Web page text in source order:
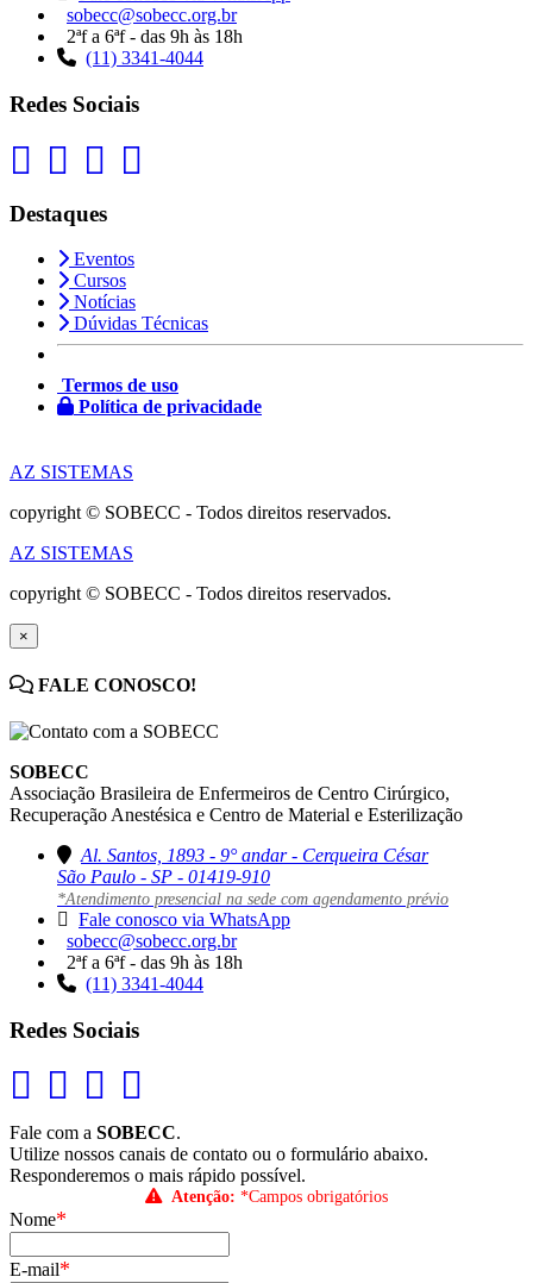
sobecc@sobecc.org.br
2ªf a 6ªf - das 9h às 18h
(11) 3341-4044
Redes Sociais
Destaques
Eventos
Cursos
Notícias
Dúvidas Técnicas
Termos de uso
Política de privacidade
AZ SISTEMAS
copyright © SOBECC - Todos direitos reservados.
AZ SISTEMAS
copyright © SOBECC - Todos direitos reservados.
×
FALE CONOSCO!
SOBECC
Associação Brasileira de Enfermeiros de Centro Cirúrgico,
Recuperação Anestésica e Centro de Material e Esterilização
Al. Santos, 1893 - 9° andar - Cerqueira César
São Paulo - SP - 01419-910
*Atendimento presencial na sede com agendamento prévio
Fale conosco via WhatsApp
sobecc@sobecc.org.br
2ªf a 6ªf - das 9h às 18h
(11) 3341-4044
Redes Sociais
Fale com a SOBECC.
Utilize nossos canais de contato ou o formulário abaixo.
Responderemos o mais rápido possível.
Atenção: *Campos obrigatórios
Nome*
E-mail*